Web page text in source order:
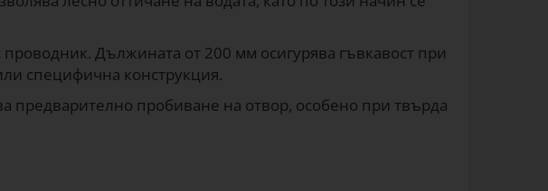
Дължината от 200 мм осигурява гъвкавост при
специфична конструкция.
предварително пробиване на отвор, особено при твърда